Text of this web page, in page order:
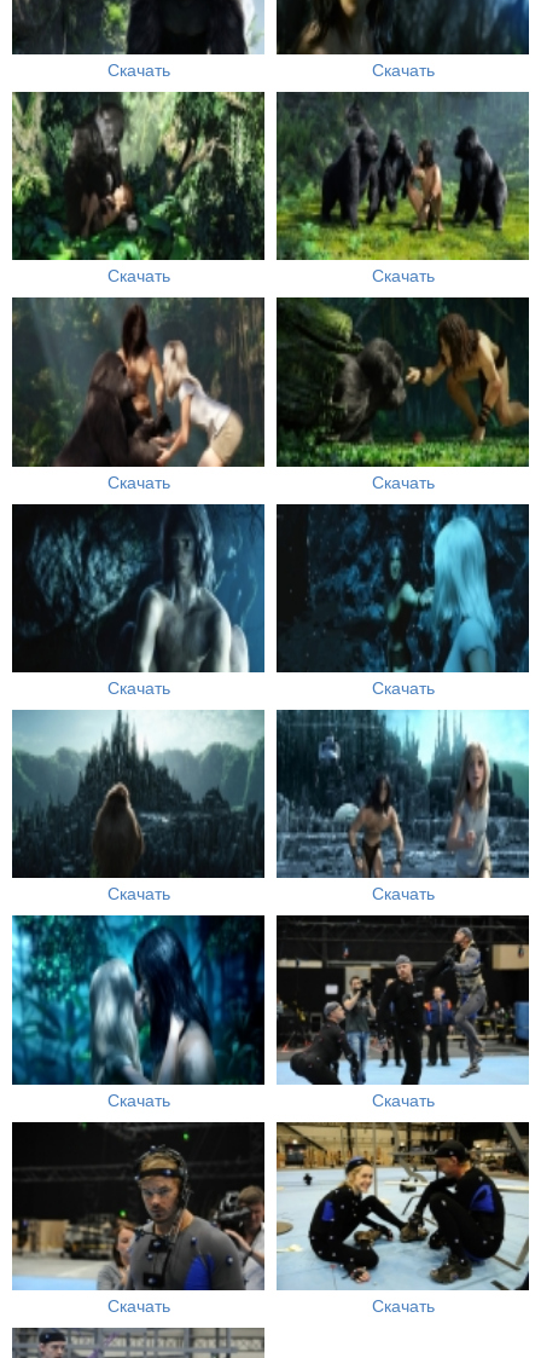
Скачать Скачать
Скачать Скачать
Скачать Скачать
Скачать Скачать
Скачать Скачать
Скачать Скачать
Скачать Скачать